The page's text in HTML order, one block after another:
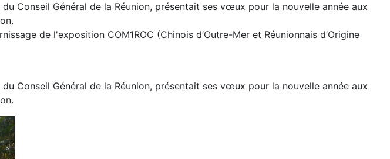
Conseil Général de la Réunion, présentait ses vœux pour la nouvelle année aux
de l'exposition COM1ROC (Chinois d’Outre-Mer et Réunionnais d’Origine
Conseil Général de la Réunion, présentait ses vœux pour la nouvelle année aux